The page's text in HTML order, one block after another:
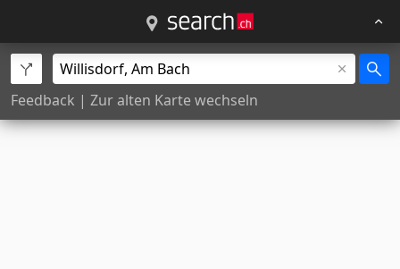
Feedback | Zur alten Karte wechseln